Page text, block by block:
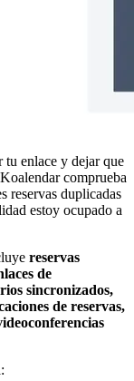
tu enlace y dejar que
comprueba
reservas duplicadas
estoy ocupado a
reservas
de
sincronizados,
de reservas,